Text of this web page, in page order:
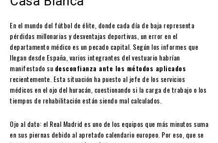
En el mundo del fútbol de élite, donde cada día de baja representa
pérdidas millonarias y desventajas deportivas, un error en el
departamento médico es un pecado capital. Según los informes que
llegan desde España, varios integrantes del vestuario habrían
manifestado su desconfianza ante los métodos aplicados
recientemente. Esta situación ha puesto al jefe de los servicios
médicos en el ojo del huracán, cuestionando si la carga de trabajo o los
tiempos de rehabilitación están siendo mal calculados.
Ojo al dato: el Real Madrid es uno de los equipos que más minutos suma
en sus piernas debido al apretado calendario europeo. Por eso, que se